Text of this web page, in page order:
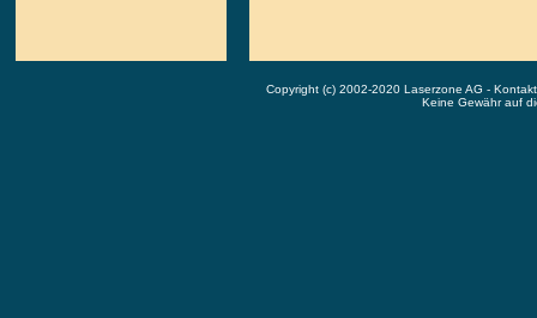
Copyright (c) 2002-2020 Laserzone AG -
Keine Gewähr auf